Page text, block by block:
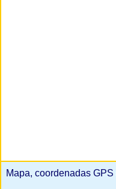
Mapa, coordenadas